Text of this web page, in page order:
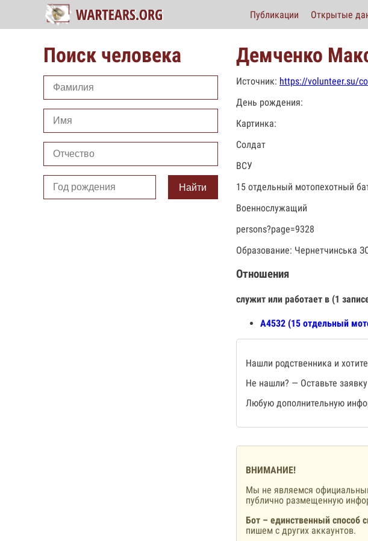
Публикации Открытые
Поиск человека
Найти
Демченко
Источник: https://volunteer.su/
День рождения:
Картинка:
Солдат
ВСУ
15 отдельный мотопехотный
Военнослужащий
persons?page=9328
Образование: Чернетчинська
Отношения
служит или работает в (1
А4532 (15 отдельный
Нашли родственника и
Не нашли? — Оставьте
Любую дополнительную
ВНИМАНИЕ!
Мы не являемся
публично размещенную
Бот – единственный способ
пишем с других аккаунтов.